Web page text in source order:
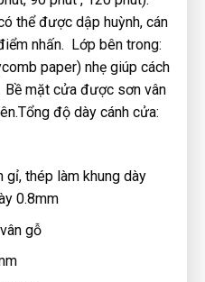
thể được dập huỳnh, cán
nhấn. Lớp bên trong:
paper) nhẹ giúp cách
Bề mặt cửa được sơn vân
độ dày cánh cửa:
gỉ, thép làm khung dày
0.8mm
gỗ